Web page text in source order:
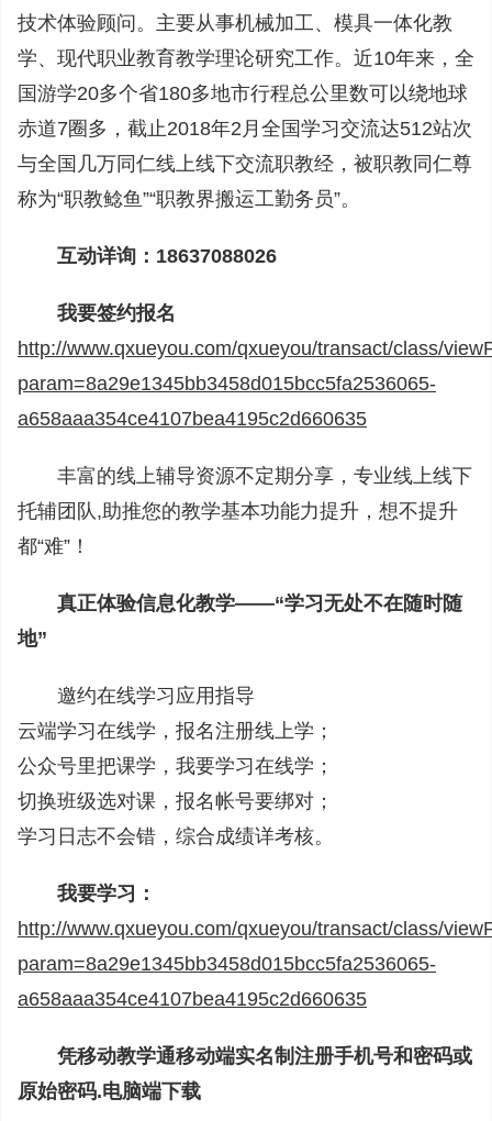
技术体验顾问。主要从事机械加工、模具一体化教
学、现代职业教育教学理论研究工作。近10年来，全
国游学20多个省180多地市行程总公里数可以绕地球
赤道7圈多，截止2018年2月全国学习交流达512站次
与全国几万同仁线上线下交流职教经，被职教同仁尊
称为“职教鲶鱼”“职教界搬运工勤务员”。
互动详询：18637088026
我要签约报名
http://www.qxueyou.com/qxueyou/transact/class/
param=8a29e1345bb3458d015bcc5fa2536065-
a658aaa354ce4107bea4195c2d660635
丰富的线上辅导资源不定期分享，专业线上线下
托辅团队,助推您的教学基本功能力提升，想不提升
都“难”！
真正体验信息化教学——“学习无处不在随时随
地”
邀约在线学习应用指导
云端学习在线学，报名注册线上学；
公众号里把课学，我要学习在线学；
切换班级选对课，报名帐号要绑对；
学习日志不会错，综合成绩详考核。
我要学习：
http://www.qxueyou.com/qxueyou/transact/class/
param=8a29e1345bb3458d015bcc5fa2536065-
a658aaa354ce4107bea4195c2d660635
凭移动教学通移动端实名制注册手机号和密码或
原始密码.电脑端下载